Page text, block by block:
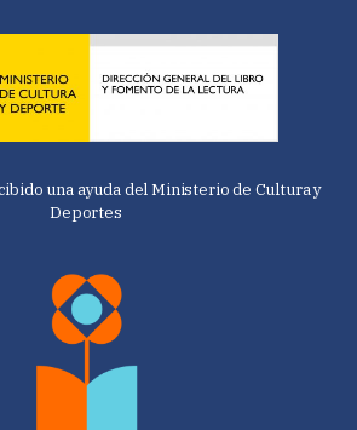
una ayuda del Ministerio de Cultura y
Deportes